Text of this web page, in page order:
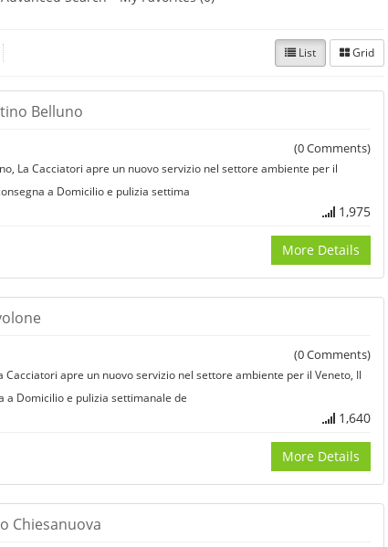
List Grid
Belluno
(0Comments)
La Cacciatori apre un nuovo servizio nel settore ambiente per il
a Domicilio e pulizia settima
1,975
More Details
(0Comments)
Cacciatori apre un nuovo servizio nel settore ambiente per il Veneto, Il
a Domicilio e pulizia settimanale de
1,640
More Details
Chiesanuova